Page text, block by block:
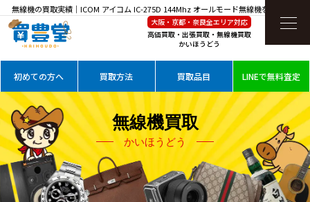
無線機の買取実績｜ICOM アイコム IC-275D 144Mhz オールモード無線機を高価買取
大阪・京都・奈良全エリア対応
高価買取・出張買取・無線機買取
かいほうどう
初めての方へ 買取方法 買取品目 LINEで無料査定
無線機買取
かいほうどう